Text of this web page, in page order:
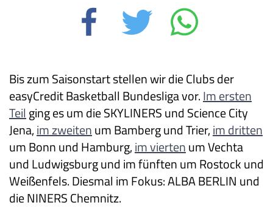
Bis zum Saisonstart stellen wir die Clubs der
easyCredit Basketball Bundesliga vor.Im ersten
Teil ging es um die SKYLINERS und Science City
Jena,im zweitenum Bamberg und Trier,im dritten
um Bonn und Hamburg,im viertenum Vechta
und Ludwigsburg und im fünften um Rostock und
Weißenfels. Diesmal im Fokus: ALBA BERLIN und
die NINERS Chemnitz.